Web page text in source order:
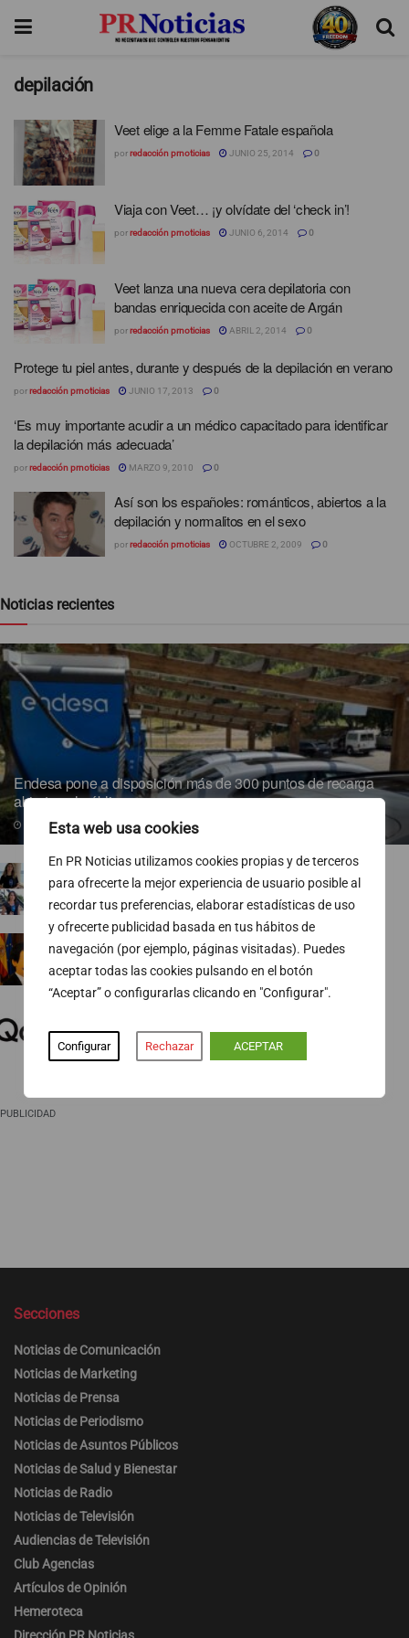
Esta web usa cookies
En PR Noticias utilizamos cookies propias y de terceros
para ofrecerte la mejor experiencia de usuario posible al
recordar tus preferencias, elaborar estadísticas de uso
y ofrecerte publicidad basada en tus hábitos de
navegación (por ejemplo, páginas visitadas). Puedes
aceptar todas las cookies pulsando en el botón
“Aceptar” o configurarlas clicando en "Configurar".
Configurar Rechazar ACEPTAR
depilación
Veet elige a la Femme Fatale española
porredacción prnoticias JUNIO 25, 2014 0
Viaja con Veet… ¡y olvídate del ‘check in’!
porredacción prnoticias JUNIO 6, 2014 0
Veet lanza una nueva cera depilatoria con
bandas enriquecida con aceite de Argán
porredacción prnoticias ABRIL 2, 2014 0
Protege tu piel antes, durante y después de la depilación en verano
porredacción prnoticias JUNIO 17, 2013 0
‘Es muy importante acudir a un médico capacitado para identificar
la depilación más adecuada’
porredacción prnoticias MARZO 9, 2010 0
Así son los españoles: románticos, abiertos a la
depilación y normalitos en el sexo
porredacción prnoticias OCTUBRE 2, 2009 0
Noticias recientes
Endesa pone a disposición más de 300 puntos de recarga
abiertos al público
07/08/2026
TVE ejecuta un nuevo baile de corresponsales
Ropa para socialistas
07/08/2026
finanzas fuera del horario laboral
07/08/2026
PUBLICIDAD
Secciones
Noticias de Comunicación
Noticias de Marketing
Noticias de Prensa
Noticias de Periodismo
Noticias de Asuntos Públicos
Noticias de Salud y Bienestar
Noticias de Radio
Noticias de Televisión
Audiencias de Televisión
Club Agencias
Artículos de Opinión
Hemeroteca